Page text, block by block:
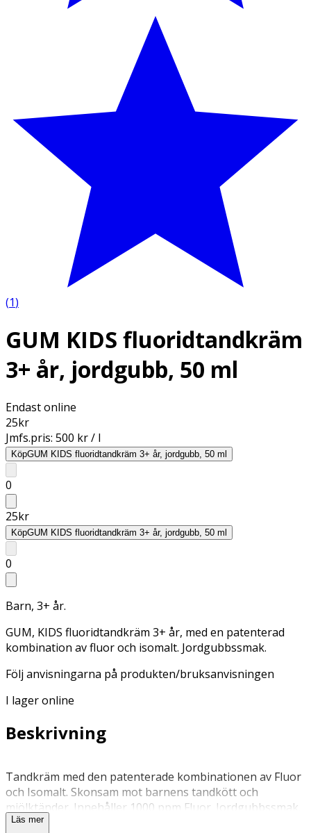
(1)
GUM KIDS fluoridtandkräm
3+ år, jordgubb, 50 ml
Endast online
25kr
Jmfs.pris: 500 kr / l
KöpGUM KIDS fluoridtandkräm 3+ år, jordgubb, 50 ml
0
25kr
KöpGUM KIDS fluoridtandkräm 3+ år, jordgubb, 50 ml
0
Barn, 3+ år.
GUM, KIDS fluoridtandkräm 3+ år, med en patenterad
kombination av fluor och isomalt. Jordgubbssmak.
Följ anvisningarna på produkten/bruksanvisningen
I lager online
Beskrivning
Tandkräm med den patenterade kombinationen av Fluor
och Isomalt. Skonsam mot barnens tandkött och
mjölktänder. Innehåller 1000 ppm Fluor. Jordgubbssmak.
Läs mer